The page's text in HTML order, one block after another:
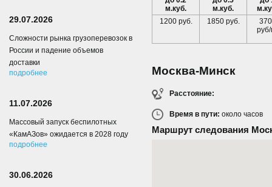
м.куб.
м.куб.
1200 руб.
1850 руб.
Москва-Минск
Расстояние:
Время в пути: около часов
Маршрут следования
29.07.2026
Сложности рынка грузоперевозок в
России и падение объемов
доставки
подробнее
11.07.2026
Массовый запуск беспилотных
«КамАЗов» ожидается в 2028 году
подробнее
30.06.2026